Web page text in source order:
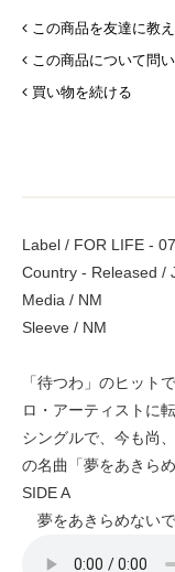
この商品を友達に教
この商品について問
買い物を続ける
Label / FOR LIFE -
Country - Released /
Media / NM
Sleeve / NM
「待つわ」のヒット
ロ・アーティストに
シングルで、今も尚
の名曲「夢をあきらめ
SIDE A
夢をあきらめないで